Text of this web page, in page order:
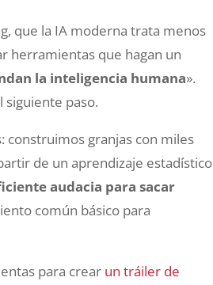
que la IA moderna trata menos
herramientas que hagan un
la inteligencia humana».
siguiente paso.
construimos granjas con miles
de un aprendizaje estadístico
audacia para sacar
común básico para
para crear un tráiler de